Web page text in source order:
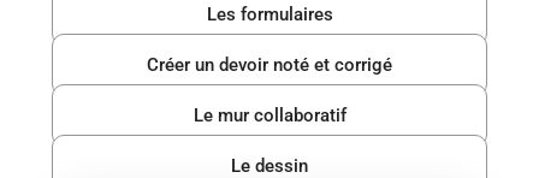
Les formulaires
Créer un devoir noté et corrigé
Le mur collaboratif
Le dessin